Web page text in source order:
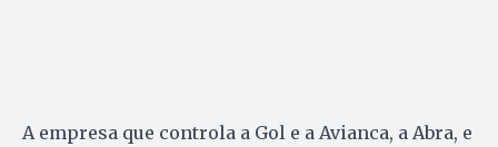
A empresa que controla a Gol e a Avianca, a Abra, e